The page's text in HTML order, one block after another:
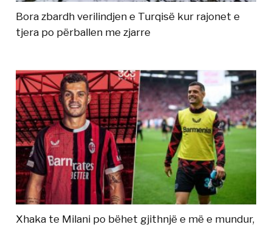
Bora zbardh verilindjen e Turqisë kur rajonet e
tjera po përballen me zjarre
Xhaka te Milani po bëhet gjithnjë e më e mundur,